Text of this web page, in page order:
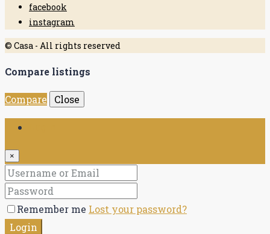
facebook
instagram
© Casa - All rights reserved
Compare listings
Compare Close
×
Remember me Lost your password?
Login